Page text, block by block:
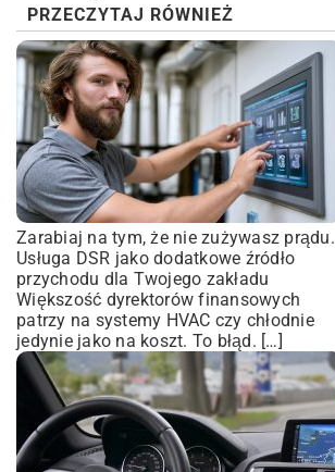
PRZECZYTAJ RÓWNIEŻ
Zarabiaj na tym, że nie zużywasz prądu.
Usługa DSR jako dodatkowe źródło
przychodu dla Twojego zakładu
Większość dyrektorów finansowych
patrzy na systemy HVAC czy chłodnie
jedynie jako na koszt. To błąd. […]